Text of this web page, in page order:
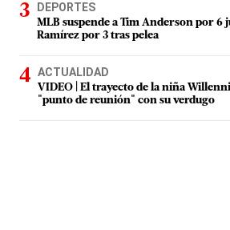
DEPORTES
MLB suspende a Tim Anderson por 6
Ramírez por 3 tras pelea
ACTUALIDAD
VIDEO | El trayecto de la niña Willenni
"punto de reunión" con su verdugo